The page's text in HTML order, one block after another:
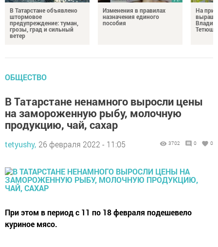
В Татарстане объявлено
штормовое
предупреждение: туман,
грозы, град и сильный
ветер
Изменения в правилах
назначения единого
пособия
На
Тетюш
ОБЩЕСТВО
В Татарстане ненамного выросли цены
на замороженную рыбу, молочную
продукцию, чай, сахар
tetyushy, 26 февраля 2022 - 11:05 3702 0 0
При этом в период с 11 по 18 февраля подешевело
куриное мясо.